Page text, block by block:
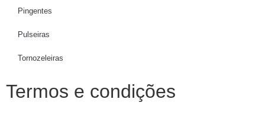
Pingentes
Pulseiras
Tornozeleiras
Termos e condições